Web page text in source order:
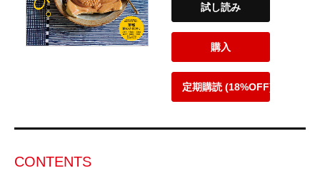
試し読み
購入
定期購読 (18%OFF)
CONTENTS